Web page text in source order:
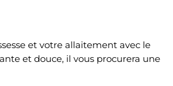
et votre allaitement avec le
et douce, il vous procurera une